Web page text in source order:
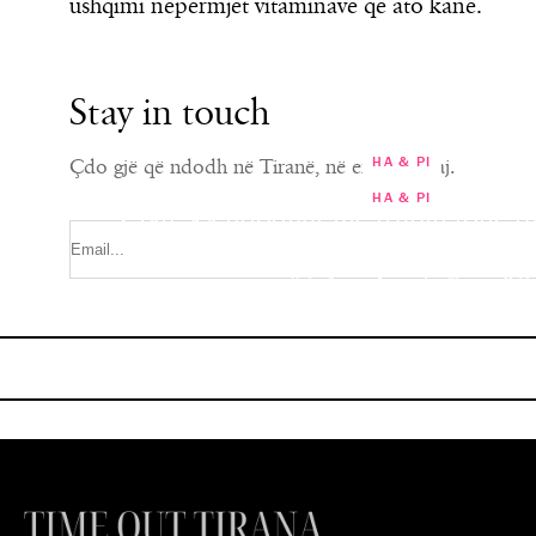
ushqimi nëpërmjet vitaminave që ato kanë.
Stay in touch
Çdo gjë që ndodh në Tiranë, në emailin tuaj.
HA & PI
Çfarë ka ndodhur me trupin tonë
“Është fryrje dhe…”
MARISA KARABECI
HA & PI
parandalimin e diabetit
MARISA KARABECI